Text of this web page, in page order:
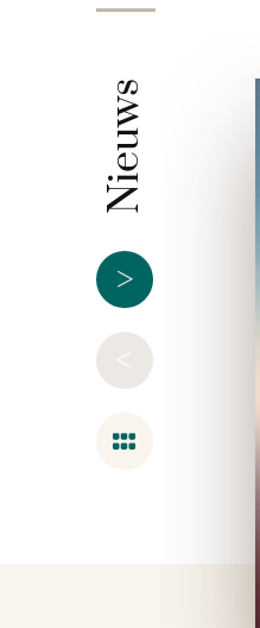
Nieuws
>
<